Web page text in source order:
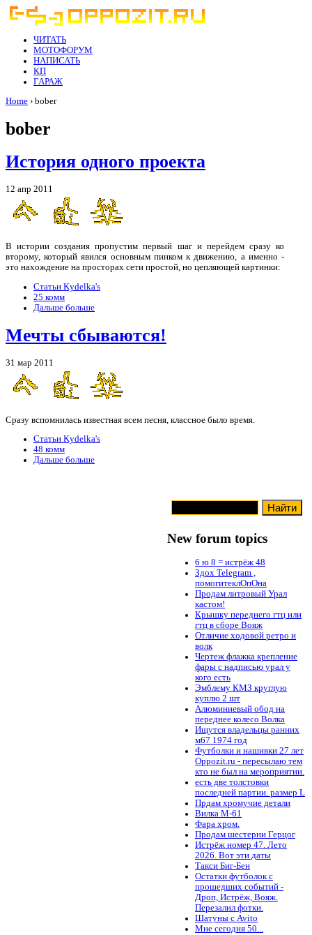
ЧИТАТЬ
МОТОФОРУМ
НАПИСАТЬ
КП
ГАРАЖ
Home › bober
bober
История одного проекта
12 апр 2011
В истории создания пропустим первый шаг и перейдем сразу ко
второму, который явился основным пинком к движению, а именно -
это нахождение на просторах сети простой, но цепляющей картинки:
Статьи Kydelka's
25 комм
Дальше больше
Мечты сбываются!
31 мар 2011
Сразу вспомнилась известная всем песня, классное было время.
Статьи Kydelka's
48 комм
Дальше больше
New forum topics
6 ю 8 = истрёж 48
Здох Telegram ,
помогитеклОпОна
Продам литровый Урал
кастом!
Крышку переднего гтц или
гтц в сборе Вояж
Отличие ходовой ретро и
волк
Чертеж флажка крепление
фары с надписью урал у
кого есть
Эмблему КМЗ круглую
куплю 2 шт
Алюминиевый обод на
переднее колесо Волка
Ищутся владельцы ранних
м67 1974 год
Футболки и нашивки 27 лет
Oppozit.ru - пересылаю тем
кто не был на мероприятии.
есть две толстовки
последней партии. размер L
Прдам хромучие детали
Вилка М-61
Фара хром.
Продам шестерни Герцог
Истрёж номер 47. Лето
2026. Вот эти даты
Такси Биг-Бен
Остатки футболок с
прошедших событий -
Дроп, Истрёж, Вояж.
Перезалил фотки.
Шатуны с Avito
Мне сегодня 50...